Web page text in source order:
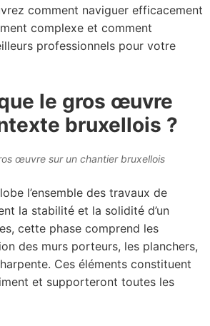
comment naviguer efficacement
complexe et comment
professionnels pour votre
le gros œuvre
bruxellois ?
œuvre sur un chantier bruxellois
l’ensemble des travaux de
la stabilité et la solidité d’un
cette phase comprend les
des murs porteurs, les planchers,
Ces éléments constituent
et supporteront toutes les